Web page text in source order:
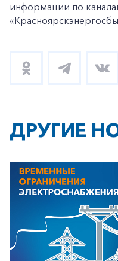
информации по
ДРУГИЕ